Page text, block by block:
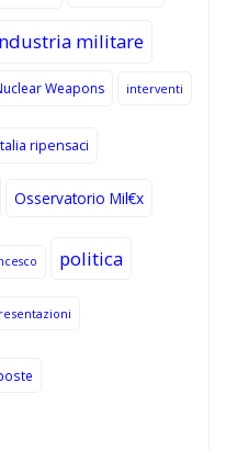
militare
Weapons interventi
ripensaci
Osservatorio Mil€x
politica